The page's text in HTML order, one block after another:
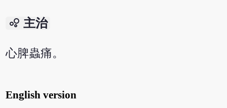
bubble_chart 主治
心脾蟲痛。
English version